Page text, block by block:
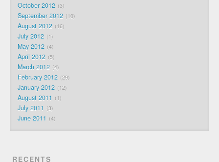
October 2012 3
September 2012 10
August 2012 16
July 2012 1
May 2012 4
April 2012 5
March 2012 4
February 2012 29
January 2012 12
August 2011 1
July 2011 3
June 2011 4
RECENTS